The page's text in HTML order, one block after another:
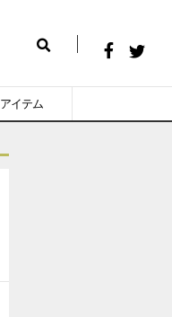
アイテム
索
Facebook